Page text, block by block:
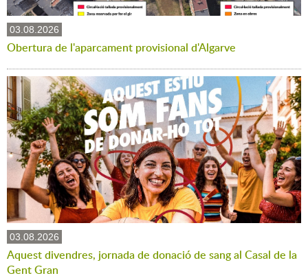
03.08.2026
Obertura de l'aparcament provisional d'Algarve
03.08.2026
Aquest divendres, jornada de donació de sang al Casal de la
Gent Gran